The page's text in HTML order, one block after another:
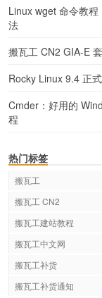
Linux wget 命令教
法
搬瓦工 CN2 GIA-E
Rocky Linux 9.4 正
Cmder：好用的
程
热门标签
搬瓦工
搬瓦工 CN2
搬瓦工建站教程
搬瓦工中文网
搬瓦工补货
搬瓦工补货通知